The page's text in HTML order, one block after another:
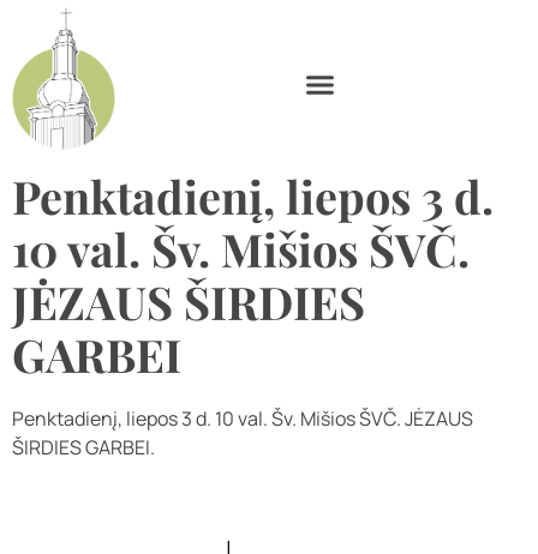
Penktadienį, liepos 3 d.
10 val. Šv. Mišios ŠVČ.
JĖZAUS ŠIRDIES
GARBEI
Penktadienį, liepos 3 d. 10 val. Šv. Mišios ŠVČ. JĖZAUS
ŠIRDIES GARBEI.